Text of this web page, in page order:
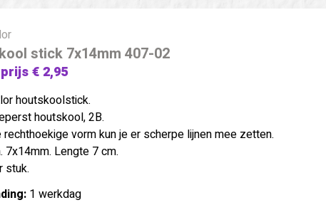
stick 7x14mm 407-02
€ 2,95
houtskoolstick.
houtskool, 2B.
rechthoekige vorm kun je er scherpe lijnen mee zetten.
7x14mm. Lengte 7 cm.
stuk.
1 werkdag